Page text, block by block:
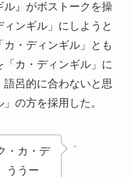
ル』がボストークを操
ンギル」にしようと
・ディンギル」とも
カ・ディンギル」に
呂的に合わないと思
の方を採用した。
・カ・デ
ううー